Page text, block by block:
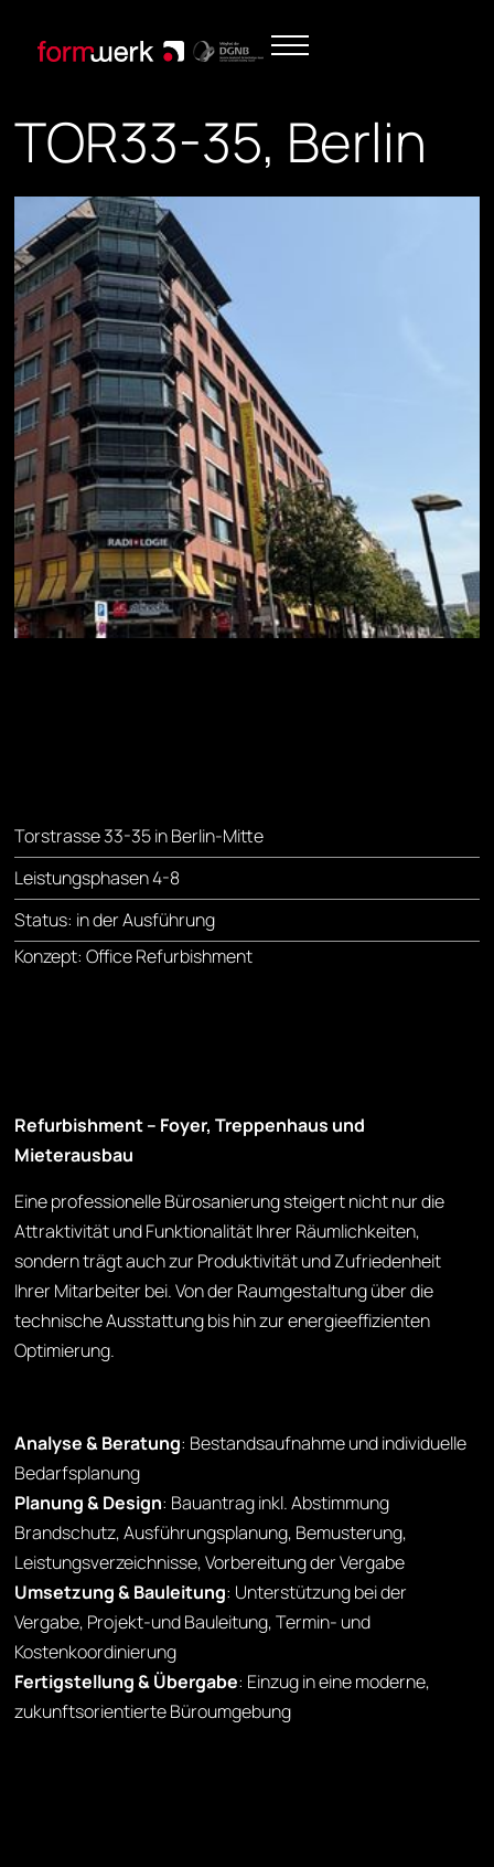
TOR33-35, Berlin
Torstrasse 33-35 in Berlin-Mitte
Leistungsphasen 4-8
Status: in der Ausführung
Konzept: Office Refurbishment
Refurbishment – Foyer, Treppenhaus und
Mieterausbau
Eine professionelle Bürosanierung steigert nicht nur die
Attraktivität und Funktionalität Ihrer Räumlichkeiten,
sondern trägt auch zur Produktivität und Zufriedenheit
Ihrer Mitarbeiter bei. Von der Raumgestaltung über die
technische Ausstattung bis hin zur energieeffizienten
Optimierung.
Analyse & Beratung: Bestandsaufnahme und individuelle
Bedarfsplanung
Planung & Design: Bauantrag inkl. Abstimmung
Brandschutz, Ausführungsplanung, Bemusterung,
Leistungsverzeichnisse, Vorbereitung der Vergabe
Umsetzung & Bauleitung: Unterstützung bei der
Vergabe, Projekt-und Bauleitung, Termin- und
Kostenkoordinierung
Fertigstellung & Übergabe: Einzug in eine moderne,
zukunftsorientierte Büroumgebung